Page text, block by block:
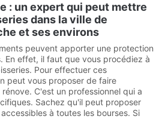
: un expert qui peut mettre
dans la ville de
et ses environs
peuvent apporter une protection
En effet, il faut que vous procédiez à
Pour effectuer ces
peut vous proposer de faire
C'est un professionnel qui a
Sachez qu'il peut proposer
à toutes les bourses. Si